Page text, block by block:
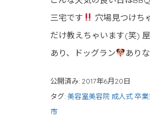
三宅です
穴場見つけち
だけ教えちゃいます(笑)
あり、ドッグラン
あり
公開済み: 2017年6月20日
タグ: 美容室美容院 成人式 卒
市